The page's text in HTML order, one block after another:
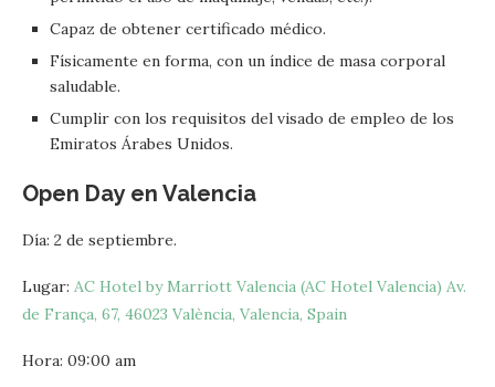
Capaz de obtener certificado médico.
Físicamente en forma, con un índice de masa corporal
saludable.
Cumplir con los requisitos del visado de empleo de los
Emiratos Árabes Unidos.
Open Day en Valencia
Día: 2 de septiembre.
Lugar: AC Hotel by Marriott Valencia (AC Hotel Valencia) Av.
de França, 67, 46023 València, Valencia, Spain
Hora: 09:00 am